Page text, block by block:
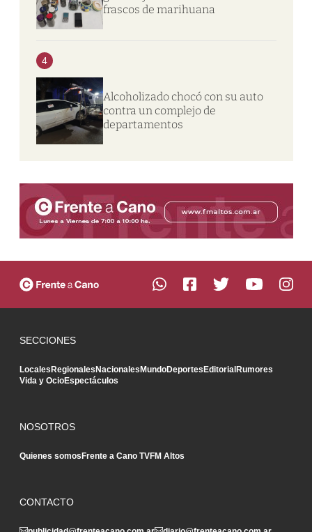
frascos de marihuana
4
Alcoholizado chocó con su auto
contra un complejo de
departamentos
SECCIONES
LocalesRegionalesNacionalesMundoDeportesEditorialRumores
Vida y OcioEspectáculos
NOSOTROS
Quienes somosFrente a Cano TVFM Altos
CONTACTO